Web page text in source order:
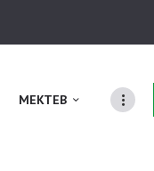
MEKTEB